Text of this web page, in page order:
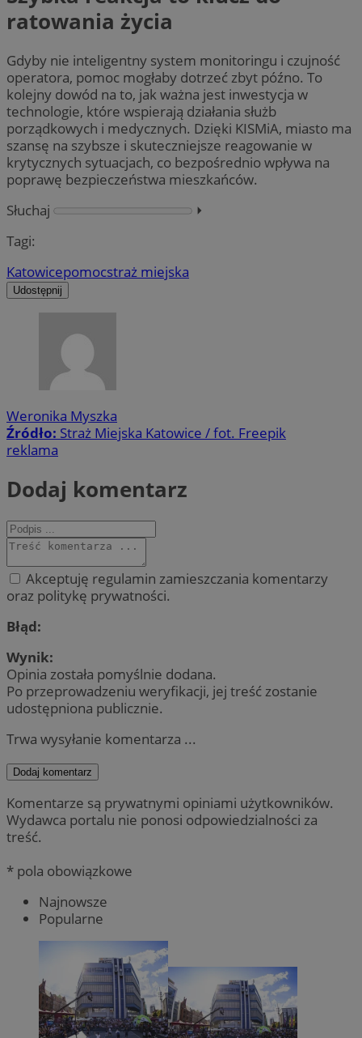
ratowania życia
Gdyby nie inteligentny system monitoringu i czujność
operatora, pomoc mogłaby dotrzeć zbyt późno. To
kolejny dowód na to, jak ważna jest inwestycja w
technologie, które wspierają działania służb
porządkowych i medycznych. Dzięki KISMiA, miasto ma
szansę na szybsze i skuteczniejsze reagowanie w
krytycznych sytuacjach, co bezpośrednio wpływa na
poprawę bezpieczeństwa mieszkańców.
Słuchaj
⏵︎
Tagi:
Katowicepomocstraż miejska
Udostępnij
Weronika Myszka
Źródło: Straż Miejska Katowice / fot. Freepik
reklama
Dodaj komentarz
Akceptuję regulamin zamieszczania komentarzy
oraz politykę prywatności.
Błąd:
Wynik:
Opinia została pomyślnie dodana.
Po przeprowadzeniu weryfikacji, jej treść zostanie
udostępniona publicznie.
Trwa wysyłanie komentarza ...
Dodaj komentarz
Komentarze są prywatnymi opiniami użytkowników.
Wydawca portalu nie ponosi odpowiedzialności za
treść.
* pola obowiązkowe
Najnowsze
Popularne